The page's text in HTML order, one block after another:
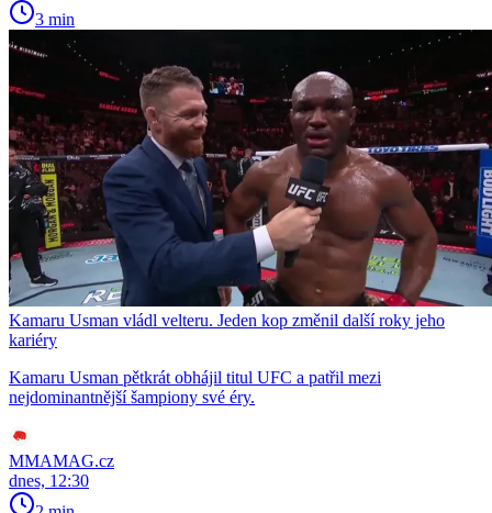
3 min
Kamaru Usman vládl velteru. Jeden kop změnil další roky jeho
kariéry
Kamaru Usman pětkrát obhájil titul UFC a patřil mezi
nejdominantnější šampiony své éry.
MMAMAG.cz
dnes, 12:30